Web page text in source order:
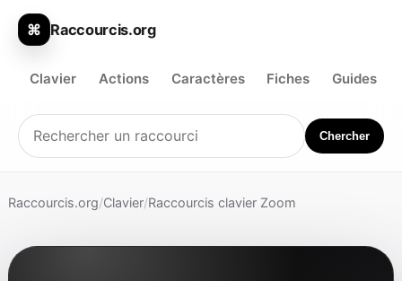
⌘ Raccourcis.org
Clavier Actions Caractères Fiches Guides
Chercher
Raccourcis.org/Clavier/Raccourcis clavier Zoom